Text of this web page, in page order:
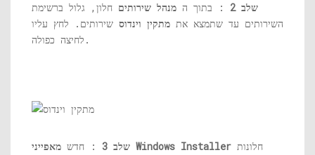
שלב 2 : בתוך ה מנהל שירותים חלון, גלול ברשימת
השירותים עד שתמצא את מתקין וינדוס שירותים. לחץ עליו
לחיצה כפולה.
שלב 3 : חדש מאפייני Windows Installer